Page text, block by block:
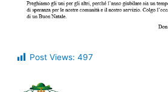
Post Views: 497